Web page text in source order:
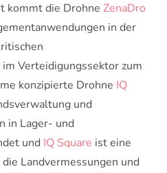
kommt die Drohne ZenaDro
in der
Verteidigungssektor zum
konzipierte Drohne IQ
und
in Lager- und
und IQ Square ist eine
Landvermessungen und